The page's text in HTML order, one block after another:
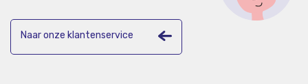
Naar onze klantenservice